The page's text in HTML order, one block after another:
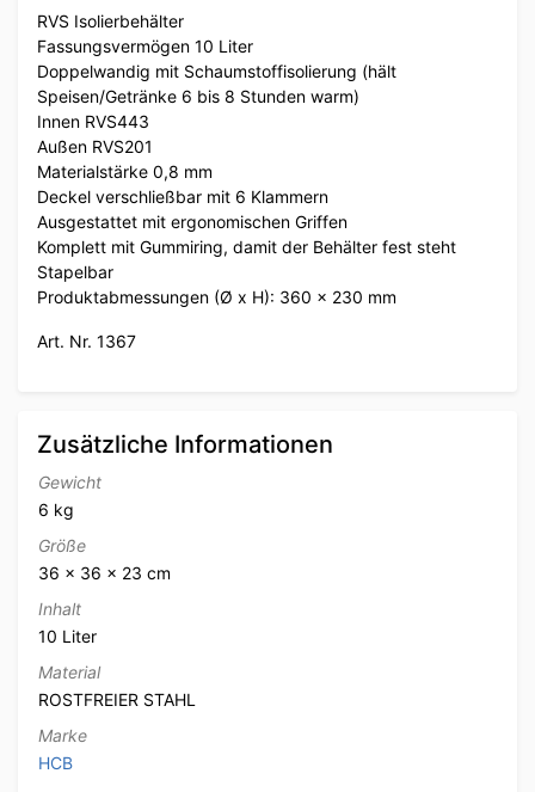
RVS Isolierbehälter
Fassungsvermögen 10 Liter
Doppelwandig mit Schaumstoffisolierung (hält
Speisen/Getränke 6 bis 8 Stunden warm)
Innen RVS443
Außen RVS201
Materialstärke 0,8 mm
Deckel verschließbar mit 6 Klammern
Ausgestattet mit ergonomischen Griffen
Komplett mit Gummiring, damit der Behälter fest steht
Stapelbar
Produktabmessungen (Ø x H): 360 x 230 mm
Art. Nr. 1367
Zusätzliche Informationen
Gewicht
6 kg
Größe
36 × 36 × 23 cm
Inhalt
10 Liter
Material
ROSTFREIER STAHL
Marke
HCB